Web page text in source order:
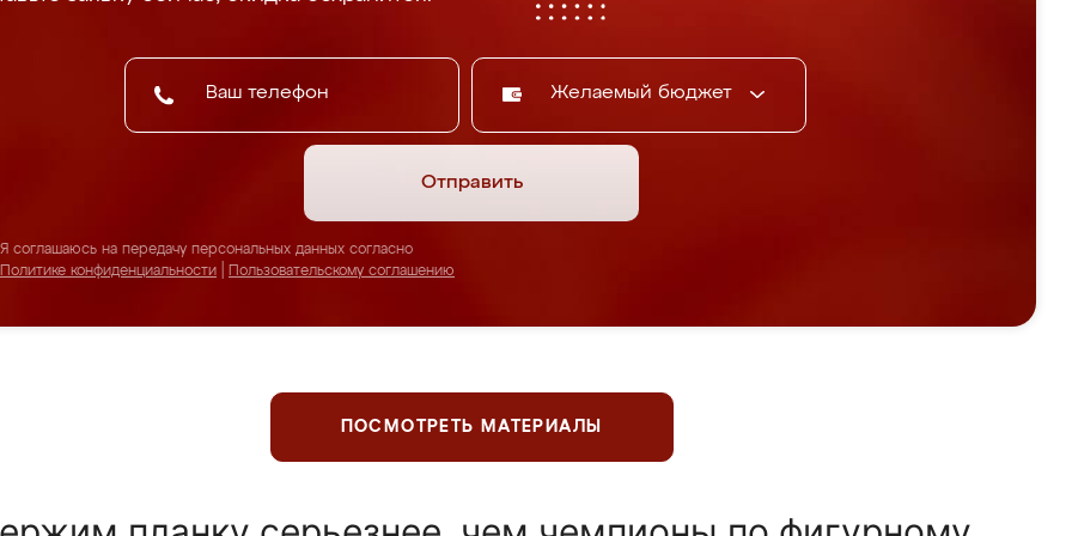
Желаемый бюджет
Отправить
Я соглашаюсь на передачу персональных данных согласно
Политике конфиденциальности
Пользовательскому соглашению
ПОСМОТРЕТЬ МАТЕРИАЛЫ